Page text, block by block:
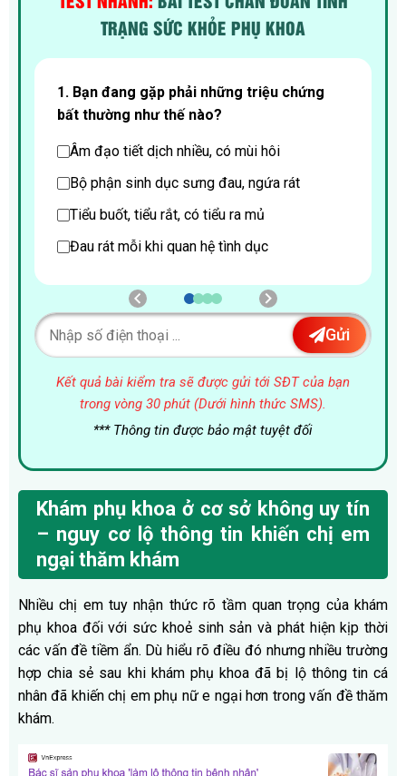
TRẠNG SỨC KHỎE PHỤ KHOA
1. Bạn đang gặp phải những triệu chứng
bất thường như thế nào?
Âm đạo tiết dịch nhiều, có mùi hôi
Bộ phận sinh dục sưng đau, ngứa rát
Tiểu buốt, tiểu rắt, có tiểu ra mủ
Đau rát mỗi khi quan hệ tình dục
Gửi
Kết quả bài kiểm tra sẽ được gửi tới SĐT của bạn
trong vòng 30 phút (Dưới hình thức SMS).
*** Thông tin được bảo mật tuyệt đối
Khám phụ khoa ở cơ sở không uy tín
– nguy cơ lộ thông tin khiến chị em
ngại thăm khám
Nhiều chị em tuy nhận thức rõ tầm quan trọng của khám
phụ khoa đối với sức khoẻ sinh sản và phát hiện kịp thời
các vấn đề tiềm ẩn. Dù hiểu rõ điều đó nhưng nhiều trường
hợp chia sẻ sau khi khám phụ khoa đã bị lộ thông tin cá
nhân đã khiến chị em phụ nữ e ngại hơn trong vấn đề thăm
khám.